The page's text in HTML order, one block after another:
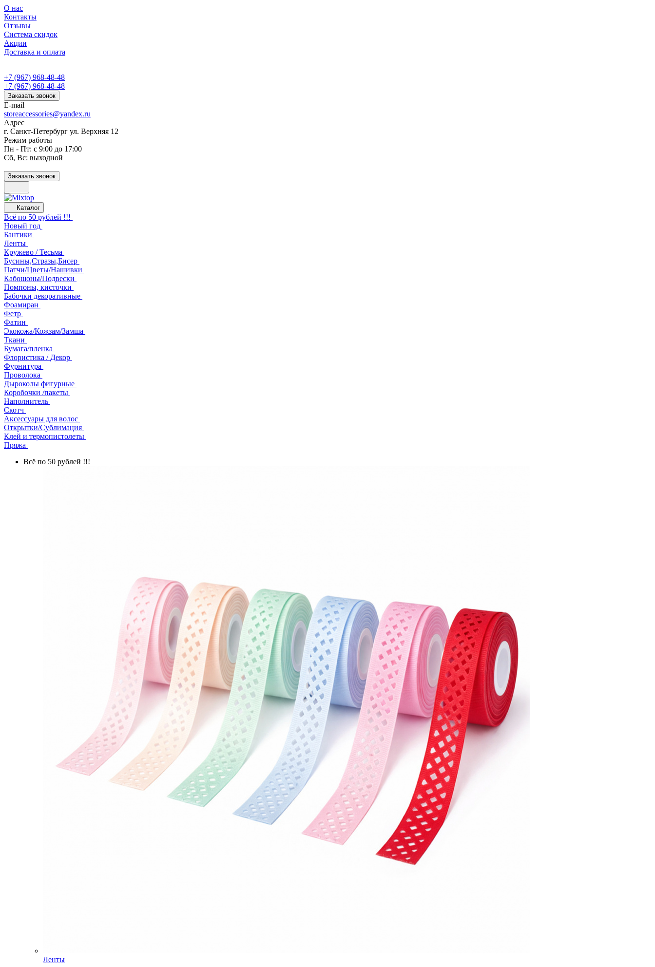
О нас
Контакты
Отзывы
Система скидок
Акции
Доставка и оплата
+7 (967) 968-48-48
+7 (967) 968-48-48
Заказать звонок
E-mail
storeaccessories@yandex.ru
Адрес
г. Санкт-Петербург ул. Верхняя 12
Режим работы
Пн - Пт: с 9:00 до 17:00
Сб, Вс: выходной
Заказать звонок
Каталог
Всё по 50 рублей !!!
Новый год
Бантики
Ленты
Кружево / Тесьма
Бусины,Стразы,Бисер
Патчи/Цветы/Нашивки
Кабошоны/Подвески
Помпоны, кисточки
Бабочки декоративные
Фоамиран
Фетр
Фатин
Экокожа/Кожзам/Замша
Ткани
Бумага/пленка
Флористика / Декор
Фурнитура
Проволока
Дыроколы фигурные
Коробочки /пакеты
Наполнитель
Скотч
Аксессуары для волос
Открытки/Сублимация
Клей и термопистолеты
Пряжа
Всё по 50 рублей !!!
Ленты